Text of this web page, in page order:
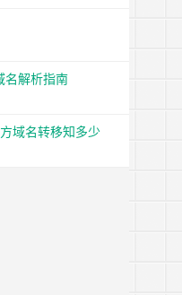
名解析指南
域名转移知多少